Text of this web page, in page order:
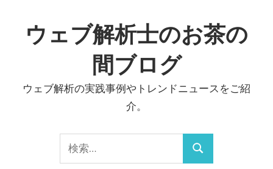
ン
へ
ウェブ解析士のお茶の
間ブログ
ウェブ解析の実践事例やトレンドニュースをご紹
介。
索:
検